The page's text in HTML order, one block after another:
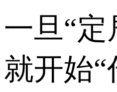
一旦“定
就开始“